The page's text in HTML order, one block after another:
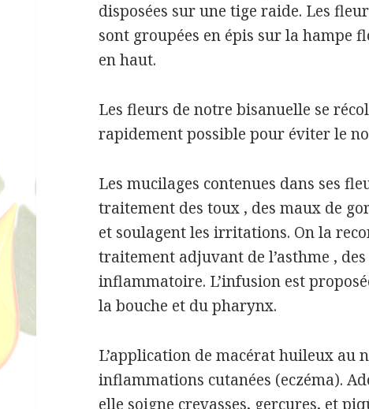
disposées sur une tige raide. Les
sont groupées en épis sur la hampe
en haut.
Les fleurs de notre bisanuelle se
rapidement possible pour éviter le
Les mucilages contenues dans ses
traitement des toux , des maux de
et soulagent les irritations. On la
traitement adjuvant de l’asthme ,
inflammatoire. L’infusion est
la bouche et du pharynx.
L’application de macérat huileux au
inflammations cutanées (eczéma).
elle soigne crevasses, gerçures, et